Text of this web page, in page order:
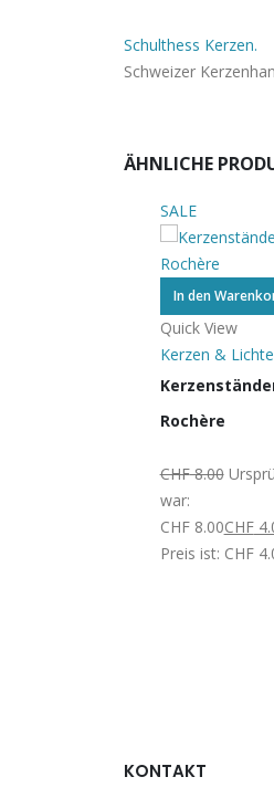
Schulthess Kerzen.
Schweizer
ÄHNLICHE
SALE
In den
Quick View
Kerzen &
Rochère
CHF8.00
war:
CHF 8.00CHF
Preis ist: CHF
KONTAKT